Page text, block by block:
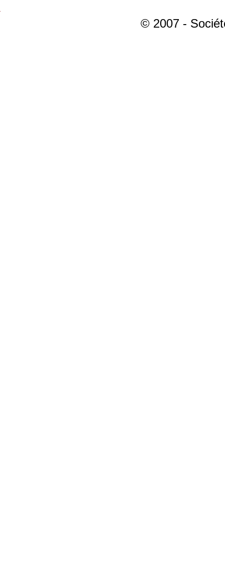
© 2007 -